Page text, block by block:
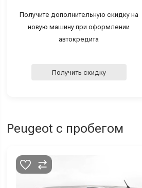
Получите дополнительную скидку на
новую машину при оформлении
автокредита
Получить скидку
Peugeot с пробегом